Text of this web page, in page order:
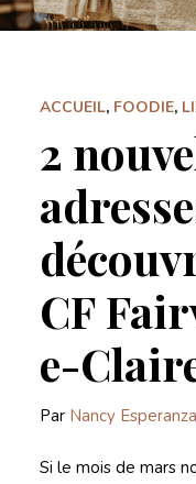
ACCUEIL, FOODIE,
2
CF
e-
Par Nancy Esperanza
Si le mois de mars